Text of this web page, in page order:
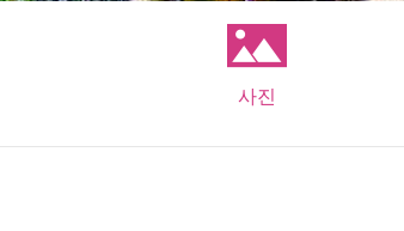
사진